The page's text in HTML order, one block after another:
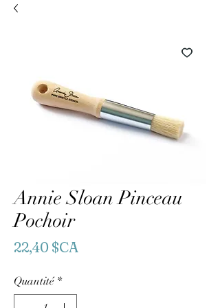
Annie Sloan Pinceau
Pochoir
22,40 $CA
Quantité *